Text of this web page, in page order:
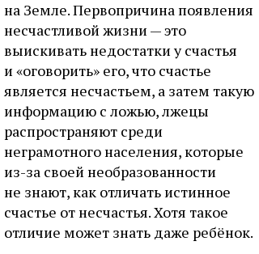
на Земле. Первопричина появления
несчастливой жизни — это
выискивать недостатки у счастья
и «оговорить» его, что счастье
является несчастьем, а затем такую
информацию с ложью, лжецы
распространяют среди
неграмотного населения, которые
из-за своей необразованности
не знают, как отличать истинное
счастье от несчастья. Хотя такое
отличие может знать даже ребёнок.